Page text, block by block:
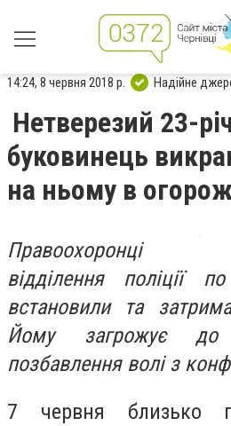
14:24, 8 червня 2018 р. Надійне
Нетверезий 23-
буковинець
на ньому в
Правоохоронці
відділення поліції
встановили та
Йому загрожує до
позбавлення волі з
7 червня близько